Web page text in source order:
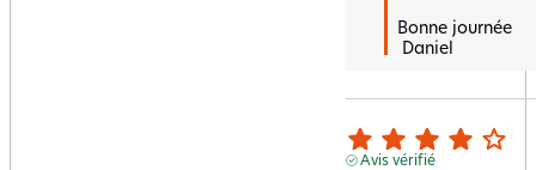
Bonne journée
Daniel
Avis vérifié